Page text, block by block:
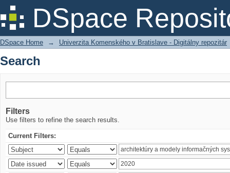
DSpace
Search
DSpace Home → Univerzita Komenského v Bratislave - Digitálny repozitár
Search
Filters
Use filters to refine the search results.
Current Filters: